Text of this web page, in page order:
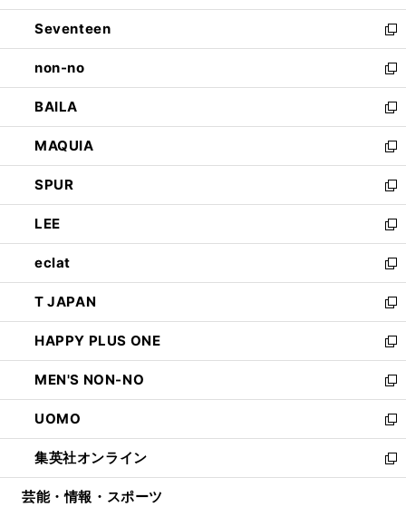
開
く
ウ
で
開
く
ン
ド
ウ
で
開
く
Seventeen
新
し
い
ウ
ィ
ン
ド
ウ
で
開
く
non-no
新
し
い
ウ
ィ
ン
ド
ウ
で
開
く
BAILA
新
し
い
ウ
ィ
ン
ド
ウ
で
開
く
MAQUIA
新
し
い
ウ
ィ
ン
ド
ウ
で
開
く
SPUR
新
し
い
ウ
ィ
ン
ド
ウ
で
開
く
LEE
新
し
い
ウ
ィ
ン
ド
ウ
で
開
く
eclat
新
し
い
ウ
ィ
ン
ド
ウ
で
開
く
T JAPAN
新
し
い
ウ
ィ
ン
ド
ウ
で
開
HAPPY PLUS ONE
新
し
い
ウ
ィ
ン
ド
ウ
MEN'S NON-NO
新
し
い
ウ
ィ
ン
UOMO
新
し
い
ウ
集英社オンライン
新
し
芸能・情報・スポーツ